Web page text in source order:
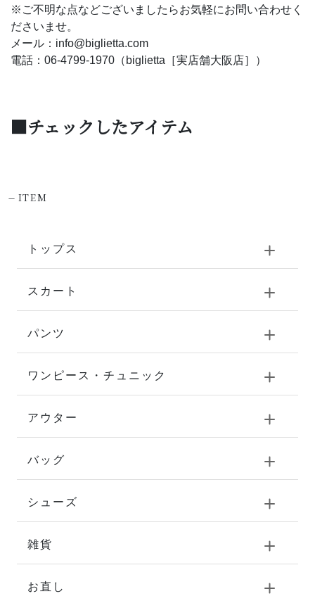
※ご不明な点などございましたらお気軽にお問い合わせく
ださいませ。
メール：info@biglietta.com
電話：06-4799-1970（biglietta［実店舗大阪店］）
■チェックしたアイテム
-ITEM
トップス
スカート
パンツ
ワンピース・チュニック
アウター
バッグ
シューズ
雑貨
お直し